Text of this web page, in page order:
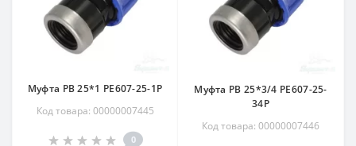
Муфта РВ 25*1 РЕ607-25-1Р
Код товара: 00000007445
0
Муфта РВ 25*3/4 РЕ607-25-
34Р
Код товара: 00000007446